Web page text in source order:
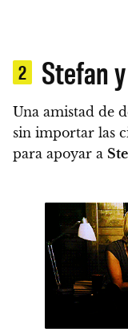
2 Stefan
Una amistad de
sin importar las
para apoyar a